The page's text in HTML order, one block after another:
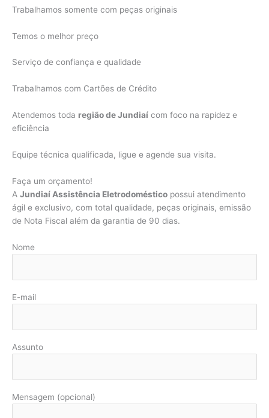
Trabalhamos somente com peças originais
Temos o melhor preço
Serviço de confiança e qualidade
Trabalhamos com Cartões de Crédito
Atendemos toda região de Jundiaí com foco na rapidez e
eficiência
Equipe técnica qualificada, ligue e agende sua visita.
Faça um orçamento!
A Jundiaí Assistência Eletrodoméstico possui atendimento
ágil e exclusivo, com total qualidade, peças originais, emissão
de Nota Fiscal além da garantia de 90 dias.
Nome
E-mail
Assunto
Mensagem (opcional)